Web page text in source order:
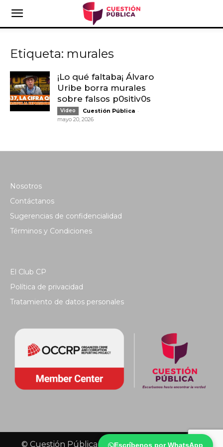
Escríbenos por WhatsApp
Etiqueta: murales
¡Lo qué faltaba¡ Álvaro
Uribe borra murales
sobre falsos p0sitiv0s
Video Cuestión Pública -
mayo 20, 2026
Nosotros
Contáctanos
Sugerencias de confidencialidad
Términos y Condiciones
El Club CP
Política de privacidad
Tratamiento de datos personales
© Cuestión Pública 2018 - Todos los derechos